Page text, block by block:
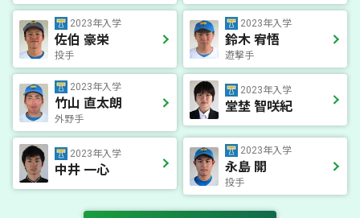
2023年入学
佐伯 豪栄
投手
2023年入学
鈴木 宥悟
遊撃手
2023年入学
竹山 直太朗
外野手
2023年入学
堂埜 智咲紀
2023年入学
中井 一心
2023年入学
永島 開
投手